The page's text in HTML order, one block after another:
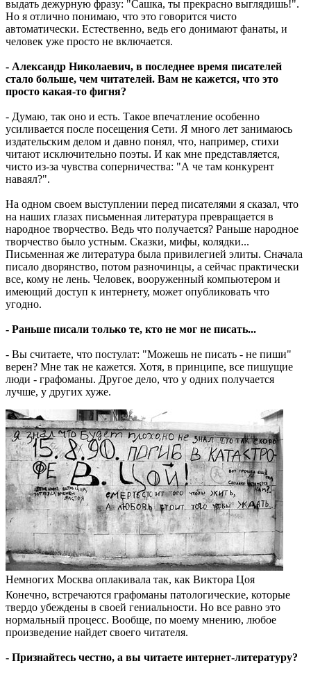
выдать дежурную фразу: "Сашка, ты прекрасно выглядишь!".
Но я отлично понимаю, что это говорится чисто
автоматически. Естественно, ведь его донимают фанаты, и
человек уже просто не включается.
- Александр Николаевич, в последнее время писателей
стало больше, чем читателей. Вам не кажется, что это
просто какая-то фигня?
- Думаю, так оно и есть. Такое впечатление особенно
усиливается после посещения Сети. Я много лет занимаюсь
издательским делом и давно понял, что, например, стихи
читают исключительно поэты. И как мне представляется,
чисто из-за чувства соперничества: "А че там конкурент
наваял?".
На одном своем выступлении перед писателями я сказал, что
на наших глазах письменная литература превращается в
народное творчество. Ведь что получается? Раньше народное
творчество было устным. Сказки, мифы, колядки...
Письменная же литература была привилегией элиты. Сначала
писало дворянство, потом разночинцы, а сейчас практически
все, кому не лень. Человек, вооруженный компьютером и
имеющий доступ к интернету, может опубликовать что
угодно.
- Раньше писали только те, кто не мог не писать...
- Вы считаете, что постулат: "Можешь не писать - не пиши"
верен? Мне так не кажется. Хотя, в принципе, все пишущие
люди - графоманы. Другое дело, что у одних получается
лучше, у других хуже.
Немногих Москва оплакивала так, как Виктора Цоя
Конечно, встречаются графоманы патологические, которые
твердо убеждены в своей гениальности. Но все равно это
нормальный процесс. Вообще, по моему мнению, любое
произведение найдет своего читателя.
- Признайтесь честно, а вы читаете интернет-литературу?